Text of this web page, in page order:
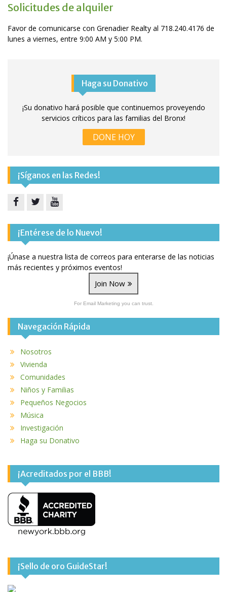
Solicitudes de alquiler
Favor de comunicarse con Grenadier Realty al 718.240.4176 de
lunes a viernes, entre 9:00 AM y 5:00 PM.
Haga su Donativo
¡Su donativo hará posible que continuemos proveyendo
servicios críticos para las familias del Bronx!
DONE HOY
¡Síganos en las Redes!
¡Entérese de lo Nuevo!
¡Únase a nuestra lista de correos para enterarse de las noticias
más recientes y próximos eventos!
Join Now
For Email Marketing you can trust.
Navegación Rápida
Nosotros
Vivienda
Comunidades
Niños y Familias
Pequeños Negocios
Música
Investigación
Haga su Donativo
¡Acreditados por el BBB!
¡Sello de oro GuideStar!